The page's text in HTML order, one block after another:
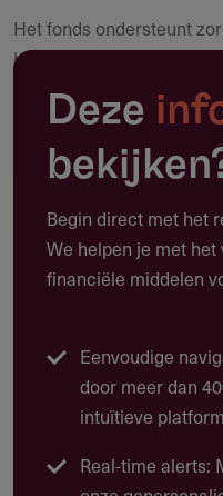
Het fonds ondersteunt
bijdragen aan de
in de regio Rijnmond. De
Gezondheidswinst
Aansluiten bij trends
Innovatief zijn en
mogelijk maken
Kennisdeling
De projecten moeten
Kleinschalige projecten
financiering en moeten
Maak een notitie
Deze
Begin direct met het
We helpen je met
financiële middelen
Eenvoudige
door meer dan
intuïtieve
Real-time alerts: